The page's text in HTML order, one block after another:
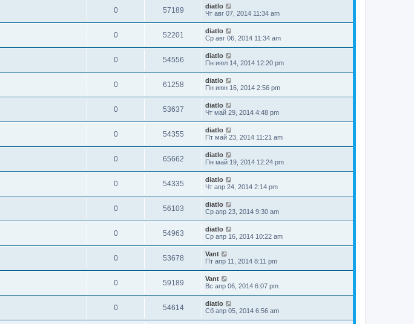
0 57189
diatlo
Чт авг 07, 2014 11:34 am
0 52201
diatlo
Ср авг 06, 2014 11:34 am
0 54556
diatlo
Пн июл 14, 2014 12:20 pm
0 61258
diatlo
Пн июн 16, 2014 2:56 pm
0 53637
diatlo
Чт май 29, 2014 4:48 pm
0 54355
diatlo
Пт май 23, 2014 11:21 am
0 65662
diatlo
Пн май 19, 2014 12:24 pm
0 54335
diatlo
Чт апр 24, 2014 2:14 pm
0 56103
diatlo
Ср апр 23, 2014 9:30 am
0 54963
diatlo
Ср апр 16, 2014 10:22 am
0 53678
Vant
Пт апр 11, 2014 8:11 pm
0 59189
Vant
Вс апр 06, 2014 6:07 pm
0 54614
diatlo
Сб апр 05, 2014 6:56 am